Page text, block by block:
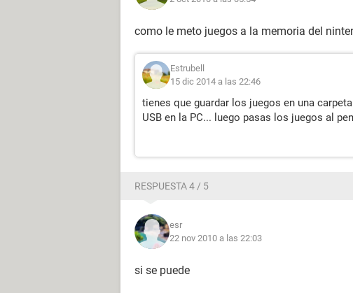
como le meto juegos a la memoria del
Estrubell
15 dic 2014 a las 22:46
tienes que guardar los juegos en una
USB en la PC... luego pasas los juegos al
RESPUESTA 4 / 5
esr
22 nov 2010 a las 22:03
si se puede